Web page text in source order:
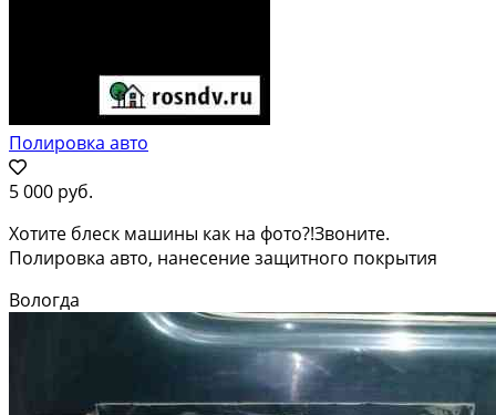
Полировка авто
5 000 руб.
Хотите блеск машины как на фото?!Звоните.
Полировка авто, нанесение защитного покрытия
Вологда